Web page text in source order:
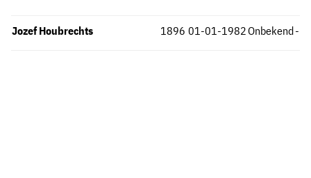
Jozef Houbrechts Onbekend
1896 -
01-01-1982